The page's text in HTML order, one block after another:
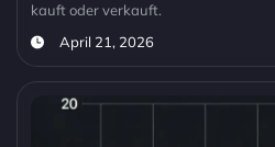
kauft oder verkauft.
April 21, 2026